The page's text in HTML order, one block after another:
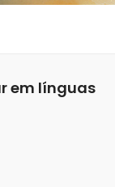
em línguas